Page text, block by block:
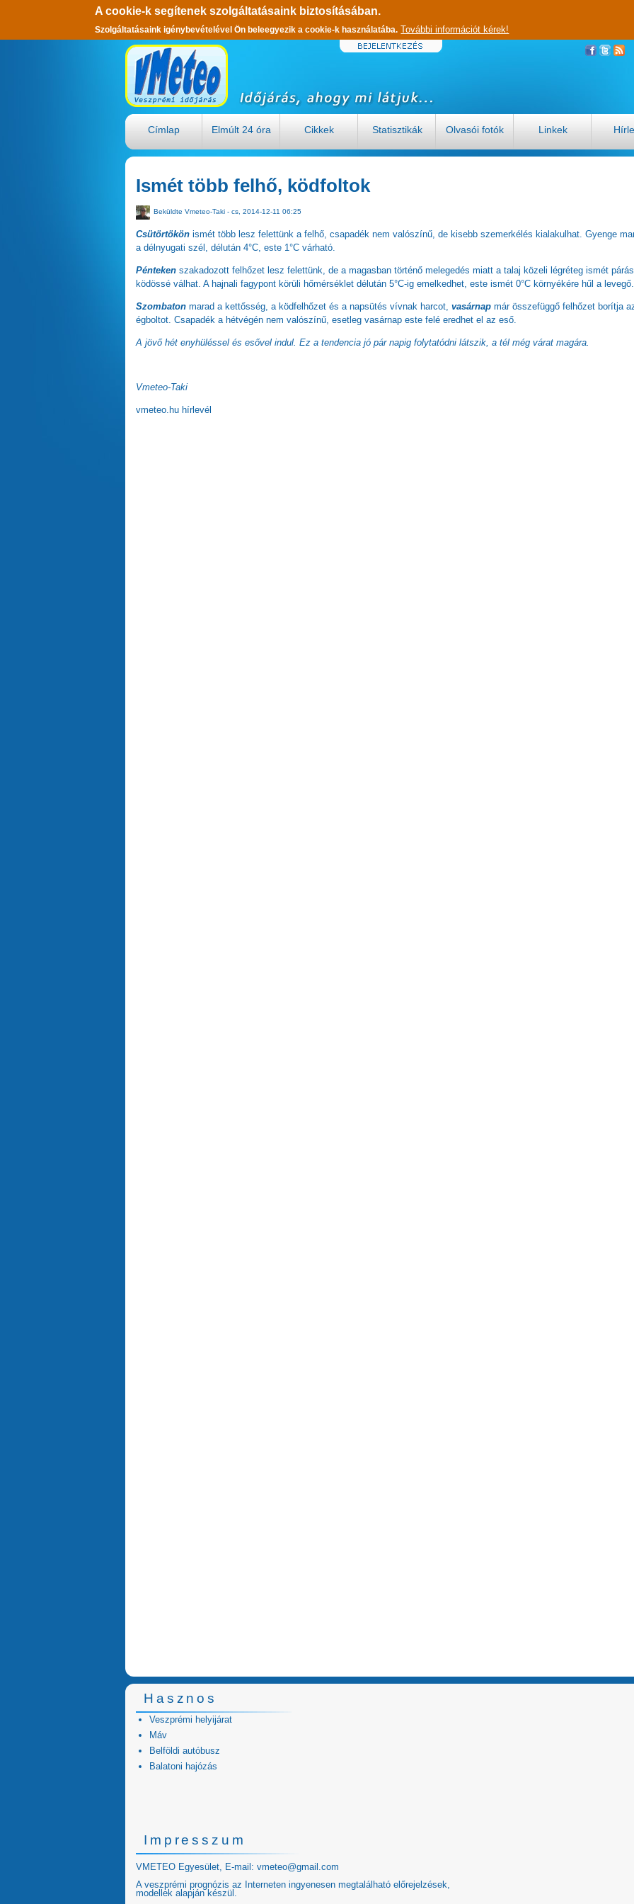
A cookie-k segítenek szolgáltatásaink biztosításában.
Szolgáltatásaink igénybevételével Ön beleegyezik a cookie-k használatába. További információt kérek!
Címlap Elmúlt 24 óra Cikkek Statisztikák Olvasói fotók Linkek
Ismét több felhő, ködfoltok
Beküldte Vmeteo-Taki - cs, 2014-12-11 06:25
Csütörtökön ismét több lesz felettünk a felhő, csapadék nem valószínű, de kisebb szemerkélés kialakulhat. Gyenge
a délnyugati szél, délután 4°C, este 1°C várható.
Pénteken szakadozott felhőzet lesz felettünk, de a magasban történő melegedés miatt a talaj közeli légréteg ismét
ködössé válhat. A hajnali fagypont körüli hőmérséklet délután 5°C-ig emelkedhet, este ismét 0°C környékére hűl a levegő.
Szombaton marad a kettősség, a ködfelhőzet és a napsütés vívnak harcot, vasárnap már összefüggő felhőzet borítja
égboltot. Csapadék a hétvégén nem valószínű, esetleg vasárnap este felé eredhet el az eső.
A jövő hét enyhüléssel és esővel indul. Ez a tendencia jó pár napig folytatódni látszik, a tél még várat magára.
Vmeteo-Taki
vmeteo.hu hírlevél
Hasznos
Veszprémi helyijárat
Máv
Belföldi autóbusz
Balatoni hajózás
Impresszum
VMETEO Egyesület, E-mail: vmeteo@gmail.com
A veszprémi prognózis az Interneten ingyenesen megtalálható előrejelzések,
modellek alapján készül.